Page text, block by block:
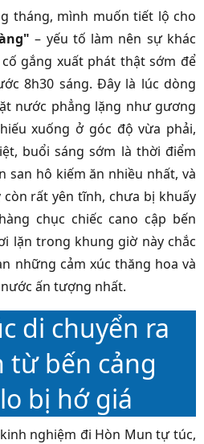
tháng, mình muốn tiết lộ cho
– yếu tố làm nên sự khác
gắng xuất phát thật sớm để
8h30 sáng. Đây là lúc dòng
nước phẳng lặng như gương
xuống ở góc độ vừa phải,
buổi sáng sớm là thời điểm
san hô kiếm ăn nhiều nhất, và
rất yên tĩnh, chưa bị khuấy
chục chiếc cano cập bến
lặn trong khung giờ này chắc
những cảm xúc thăng hoa và
ấn tượng nhất.
di chuyển ra
từ bến cảng
bị hớ giá
nghiệm đi Hòn Mun tự túc,